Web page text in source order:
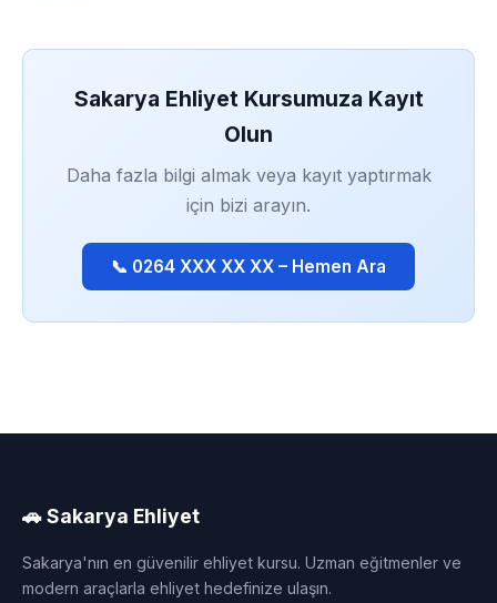
Sakarya Ehliyet Kursumuza Kayıt
Olun
Daha fazla bilgi almak veya kayıt yaptırmak
için bizi arayın.
📞 0264 XXX XX XX – Hemen Ara
🚗 Sakarya Ehliyet
Sakarya'nın en güvenilir ehliyet kursu. Uzman eğitmenler ve
modern araçlarla ehliyet hedefinize ulaşın.